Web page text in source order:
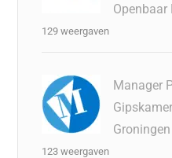
129 weergaven
Manager
Groningen
123 weergaven